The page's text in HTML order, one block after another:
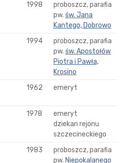
1998
proboszcz, parafia
pw. św. Jana
Kantego, Dobrowo
1994
proboszcz, parafia
pw. św. Apostołów
Piotra i Pawła,
Krosino
1962 emeryt
1978
emeryt
dziekan rejonu
szczecineckiego
1983
proboszcz, parafia
pw. Niepokalanego